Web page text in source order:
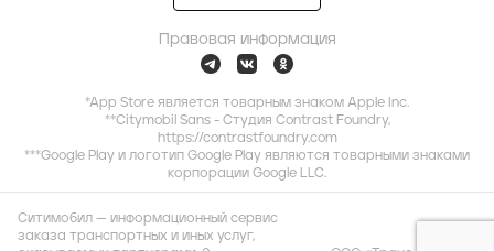
Правовая информация
*App Store является товарным знаком Apple Inc.
**Citymobil Sans - Студия Contrast Foundry,
https://contrastfoundry.com
***Google Play и логотип Google Play являются товарными знаками
корпорации Google LLC.
Ситимобил — информационный сервис
заказа транспортных и иных услуг,